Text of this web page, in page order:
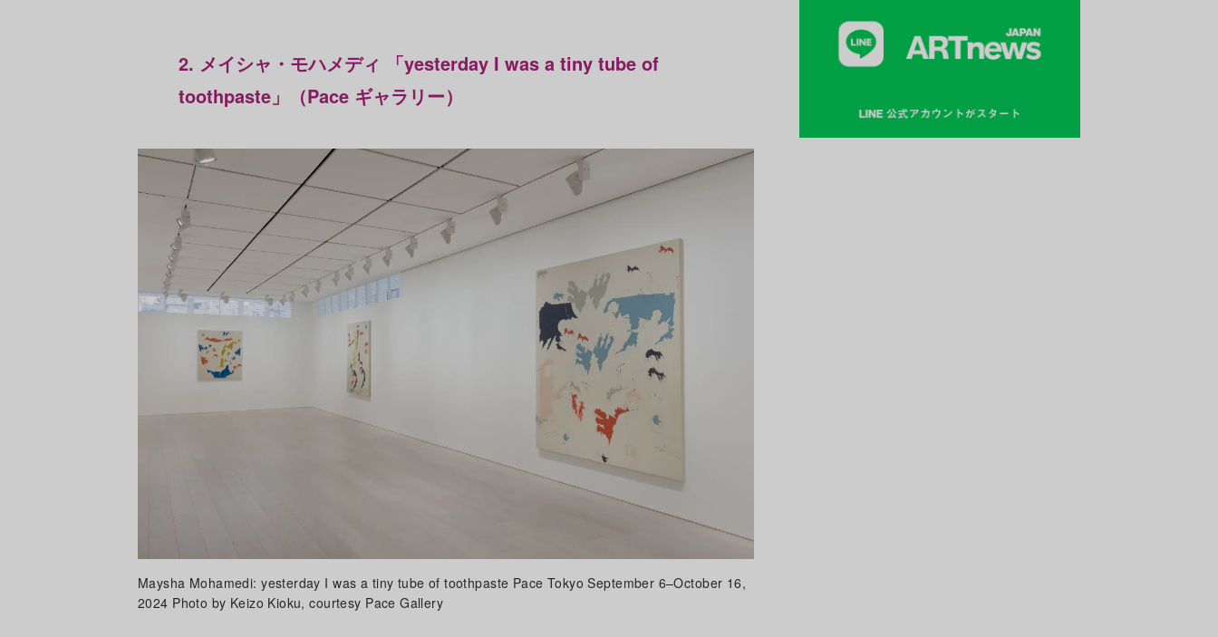
2. メイシャ・モハメディ 「yesterday I was a tiny tube of
toothpaste」（Pace ギャラリー）
Maysha Mohamedi: yesterday I was a tiny tube of toothpaste Pace Tokyo September 6–October 16,
2024 Photo by Keizo Kioku, courtesy Pace Gallery